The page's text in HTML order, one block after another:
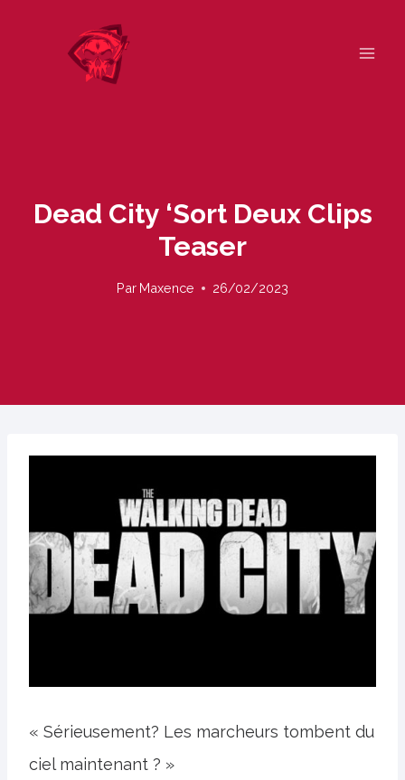
Dead City ‘sort Deux Clips
Teaser
Par Maxence 26/02/2023
« Sérieusement? Les marcheurs tombent du
ciel maintenant ? »